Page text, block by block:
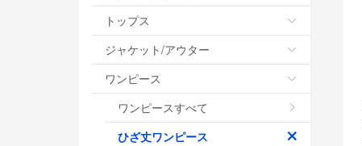
トップス
ジャケット/アウター
ワンピース
ワンピースすべて
ひざ丈ワンピース